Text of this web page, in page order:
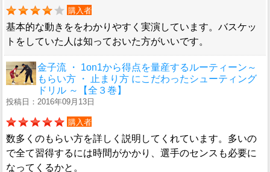
購入者
基本的な動きををわかりやすく実演しています。バスケッ
トをしていた人は知っておいた方がいいです。
金子流 ・ 1on1から得点を量産するルーティーン～
もらい方 ・ 止まり方 にこだわったシューティング
ドリル ～【全３巻】
投稿日：2016年09月13日
購入者
数多くのもらい方を詳しく説明してくれています。多いの
で全て習得するには時間がかかり、選手のセンスも必要に
なってくるかと。